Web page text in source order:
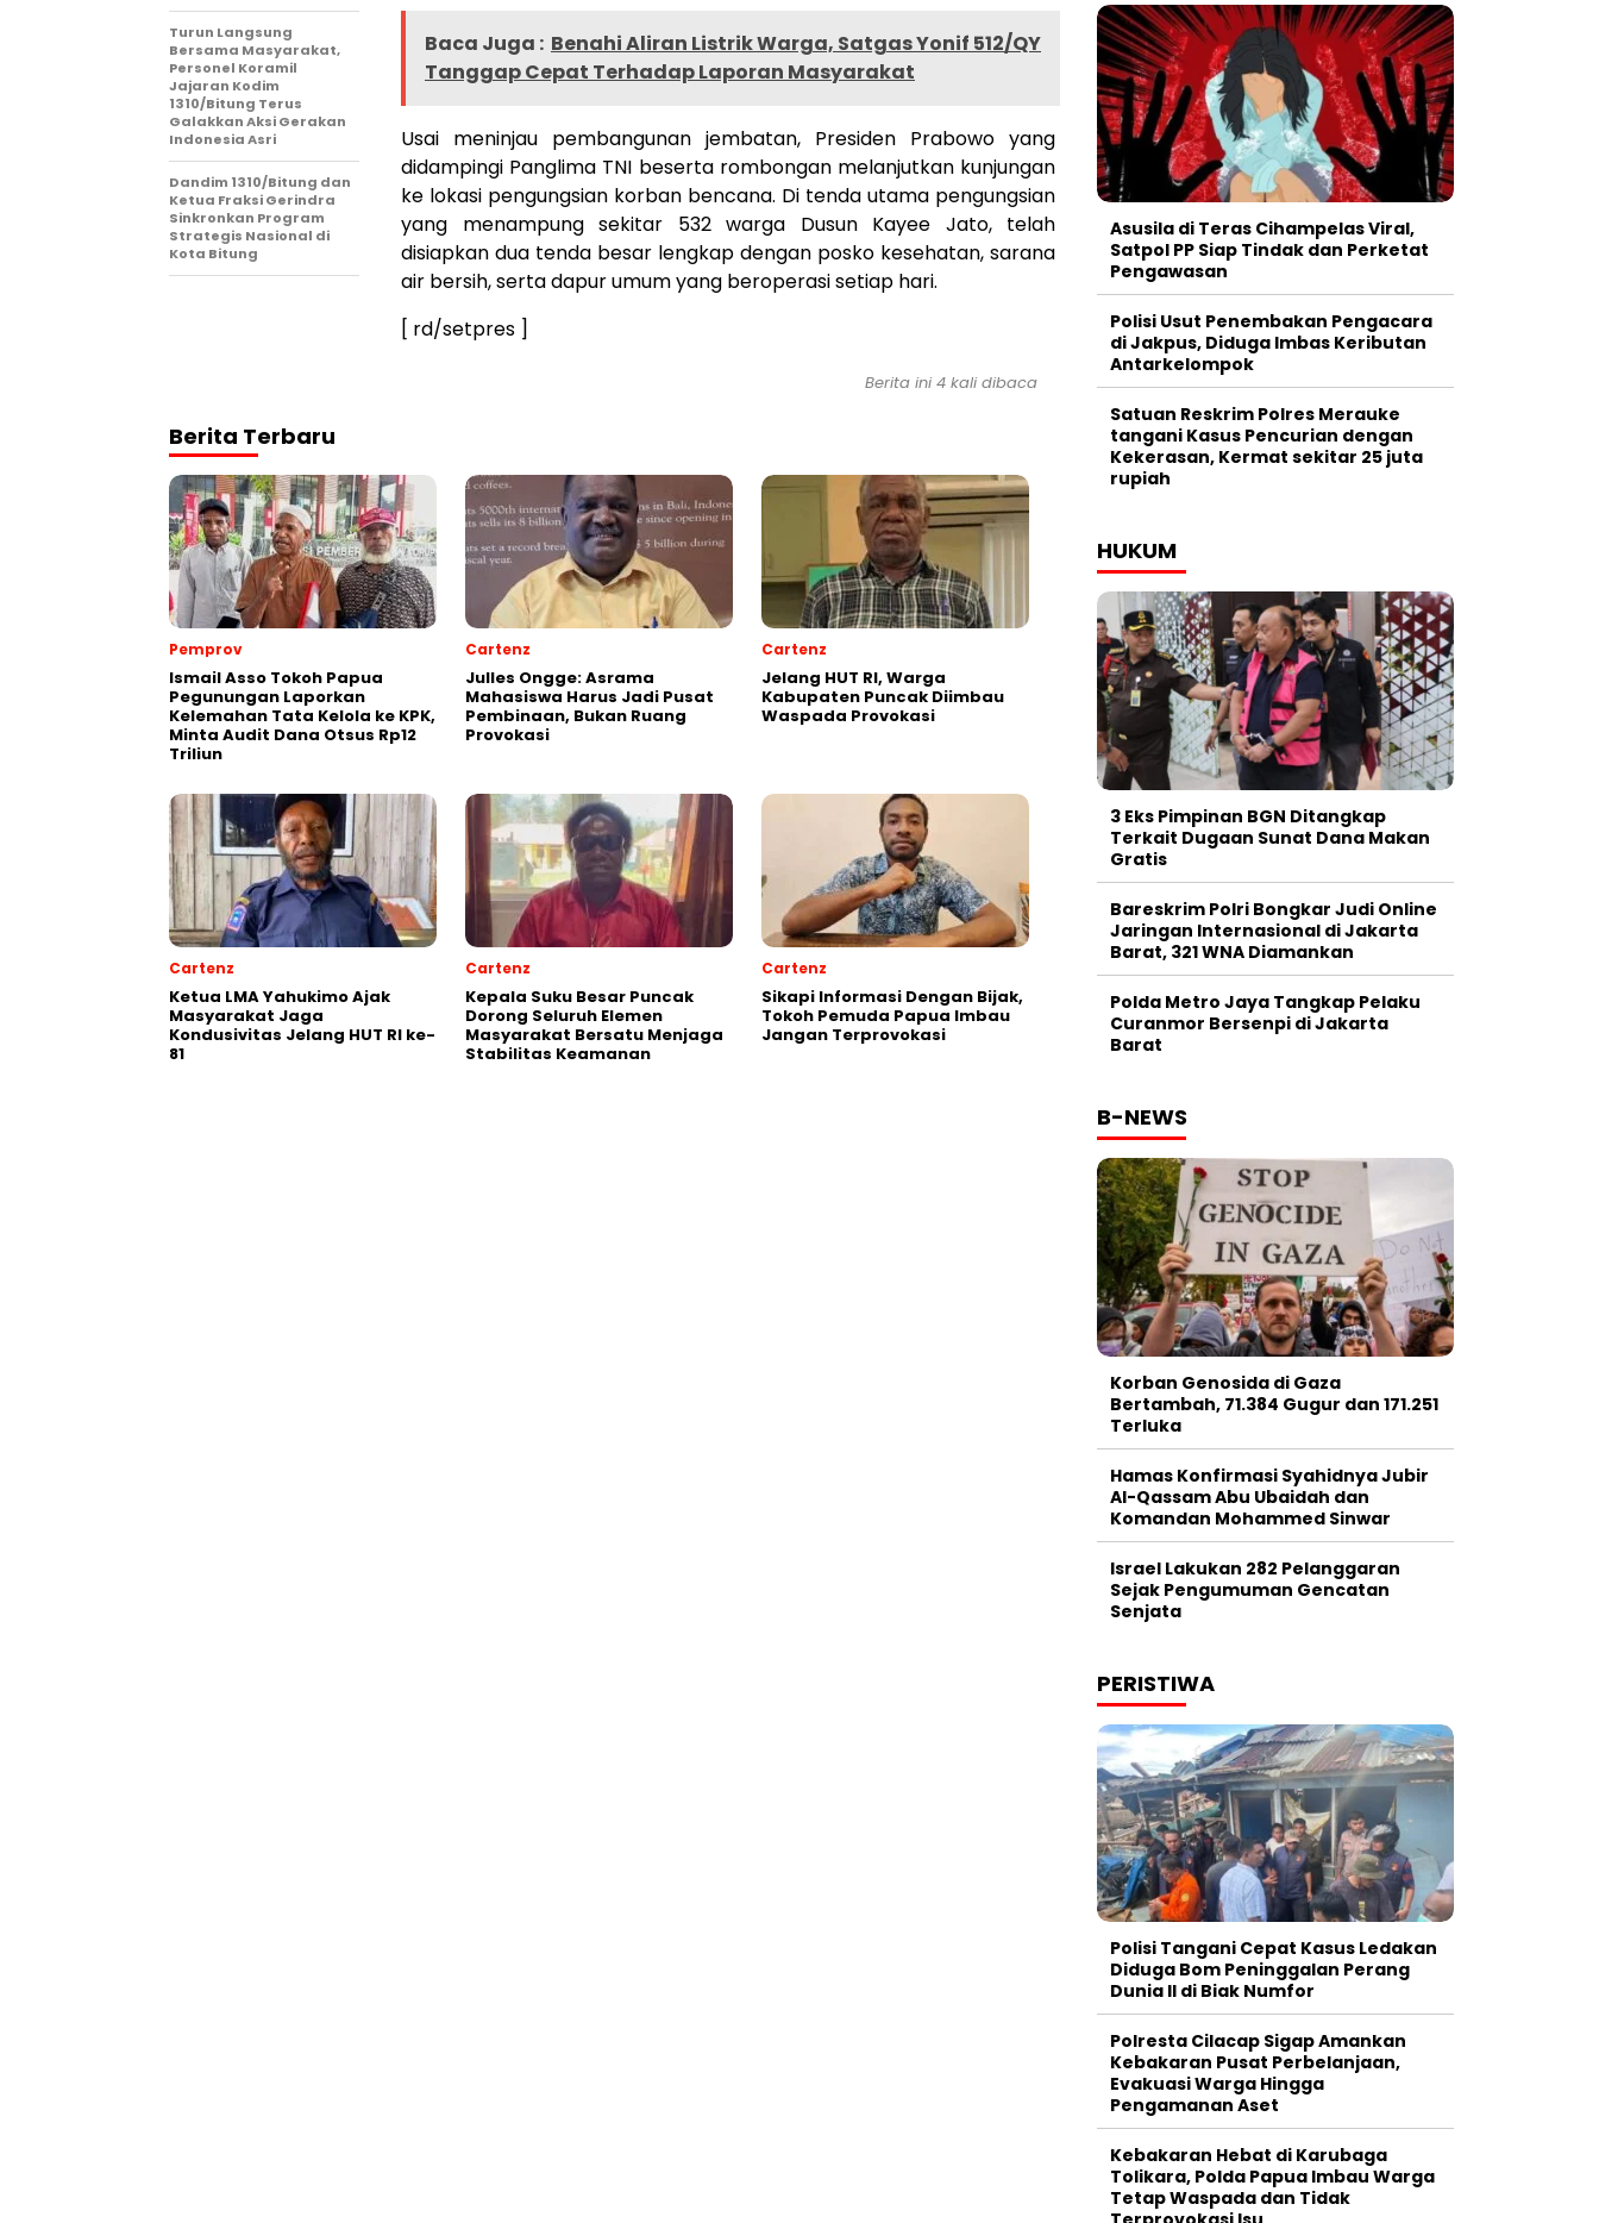
Baca Juga : Benahi Aliran Listrik Warga, Satgas Yonif 512/QY
Tanggap Cepat Terhadap Laporan Masyarakat
Usai meninjau pembangunan jembatan, Presiden Prabowo yang
didampingi Panglima TNI beserta rombongan melanjutkan kunjungan
ke lokasi pengungsian korban bencana. Di tenda utama pengungsian
yang menampung sekitar 532 warga Dusun Kayee Jato, telah
disiapkan dua tenda besar lengkap dengan posko kesehatan, sarana
air bersih, serta dapur umum yang beroperasi setiap hari.
[ rd/setpres ]
Turun Langsung
Bersama Masyarakat,
Personel Koramil
Jajaran Kodim
1310/Bitung Terus
Galakkan Aksi Gerakan
Indonesia Asri
Dandim 1310/Bitung dan
Ketua Fraksi Gerindra
Sinkronkan Program
Strategis Nasional di
Kota Bitung
Berita ini 4 kali dibaca
Berita Terbaru
Pemprov
Ismail Asso Tokoh Papua
Pegunungan Laporkan
Kelemahan Tata Kelola ke KPK,
Minta Audit Dana Otsus Rp12
Triliun
Cartenz
Julles Ongge: Asrama
Mahasiswa Harus Jadi Pusat
Pembinaan, Bukan Ruang
Provokasi
Cartenz
Jelang HUT RI, Warga
Kabupaten Puncak Diimbau
Waspada Provokasi
Cartenz
Ketua LMA Yahukimo Ajak
Masyarakat Jaga
Kondusivitas Jelang HUT RI ke-
81
Cartenz
Kepala Suku Besar Puncak
Dorong Seluruh Elemen
Masyarakat Bersatu Menjaga
Stabilitas Keamanan
Cartenz
Sikapi Informasi Dengan Bijak,
Tokoh Pemuda Papua Imbau
Jangan Terprovokasi
Asusila di Teras Cihampelas Viral,
Satpol PP Siap Tindak dan Perketat
Pengawasan
Polisi Usut Penembakan Pengacara
di Jakpus, Diduga Imbas Keributan
Antarkelompok
Satuan Reskrim Polres Merauke
tangani Kasus Pencurian dengan
Kekerasan, Kermat sekitar 25 juta
rupiah
HUKUM
3 Eks Pimpinan BGN Ditangkap
Terkait Dugaan Sunat Dana Makan
Gratis
Bareskrim Polri Bongkar Judi Online
Jaringan Internasional di Jakarta
Barat, 321 WNA Diamankan
Polda Metro Jaya Tangkap Pelaku
Curanmor Bersenpi di Jakarta
Barat
B-NEWS
Korban Genosida di Gaza
Bertambah, 71.384 Gugur dan 171.251
Terluka
Hamas Konfirmasi Syahidnya Jubir
Al-Qassam Abu Ubaidah dan
Komandan Mohammed Sinwar
Israel Lakukan 282 Pelanggaran
Sejak Pengumuman Gencatan
Senjata
PERISTIWA
Polisi Tangani Cepat Kasus Ledakan
Diduga Bom Peninggalan Perang
Dunia II di Biak Numfor
Polresta Cilacap Sigap Amankan
Kebakaran Pusat Perbelanjaan,
Evakuasi Warga Hingga
Pengamanan Aset
Kebakaran Hebat di Karubaga
Tolikara, Polda Papua Imbau Warga
Tetap Waspada dan Tidak